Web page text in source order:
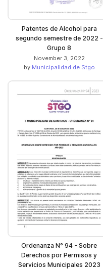
Patentes de Alcohol para
segundo semestre de 2022 -
Grupo 8
November 3, 2022
by Municipalidad de Stgo
Ordenanza N° 94 - Sobre
Derechos por Permisos y
Servicios Municipales 2023